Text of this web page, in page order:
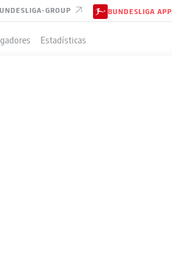
GROUP BUNDESLIGA APP
Estadísticas